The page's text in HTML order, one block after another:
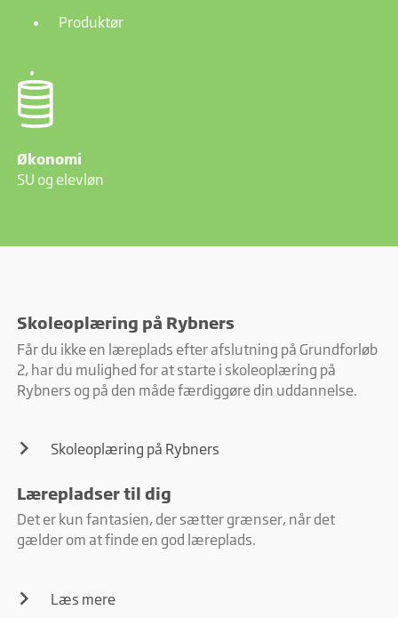
Produktør
Økonomi
SU og elevløn
Skoleoplæring på Rybners
Får du ikke en læreplads efter afslutning på Grundforløb
2, har du mulighed for at starte i skoleoplæring på
Rybners og på den måde færdiggøre din uddannelse.
Skoleoplæring på Rybners
Lærepladser til dig
Det er kun fantasien, der sætter grænser, når det
gælder om at finde en god læreplads.
Læs mere